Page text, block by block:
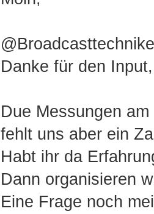
Danke für den
Due Messungen
fehlt uns aber ein
Habt ihr da
Dann organisieren
Eine Frage noch